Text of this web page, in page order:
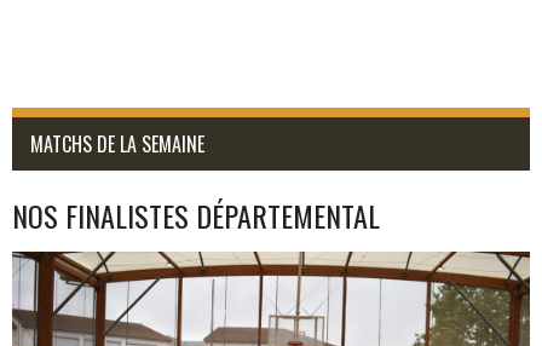
MATCHS DE LA SEMAINE
NOS FINALISTES DÉPARTEMENTAL